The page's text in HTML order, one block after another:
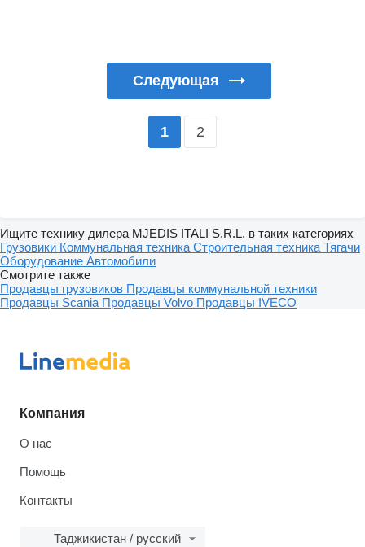
Следующая
1 2
Ищите технику дилера MJEDIS ITALI S.R.L. в таких категориях
Грузовики Коммунальная техника Строительная техника Тягачи
Оборудование Автомобили
Смотрите также
Продавцы грузовиков Продавцы коммунальной техники
Продавцы Scania Продавцы Volvo Продавцы IVECO
Компания
О нас
Помощь
Контакты
Таджикистан / русский